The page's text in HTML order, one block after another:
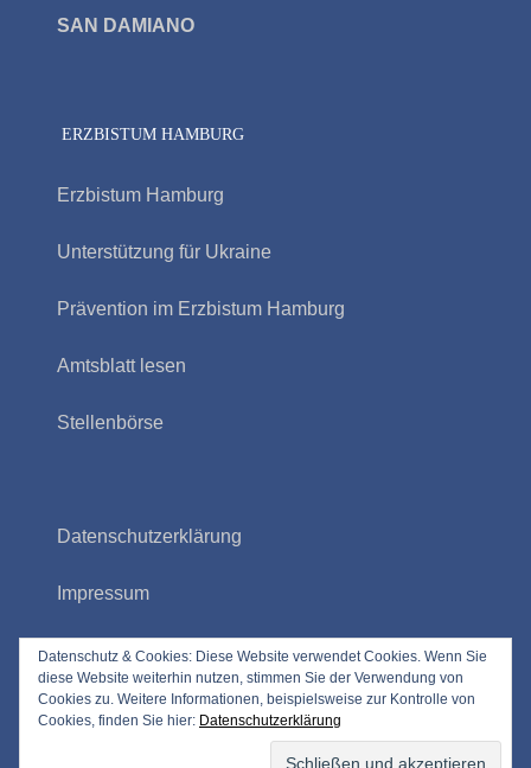
Datenschutz & Cookies: Diese Website verwendet Cookies. Wenn Sie
diese Website weiterhin nutzen, stimmen Sie der Verwendung von
Cookies zu. Weitere Informationen, beispielsweise zur Kontrolle von
Cookies, finden Sie hier: Datenschutzerklärung
SAN DAMIANO
ERZBISTUM HAMBURG
Erzbistum Hamburg
Unterstützung für Ukraine
Prävention im Erzbistum Hamburg
Amtsblatt lesen
Stellenbörse
Datenschutzerklärung
Impressum
Bildrechte
Meldestelle gemäß Hinweisgeberschutzgesetz